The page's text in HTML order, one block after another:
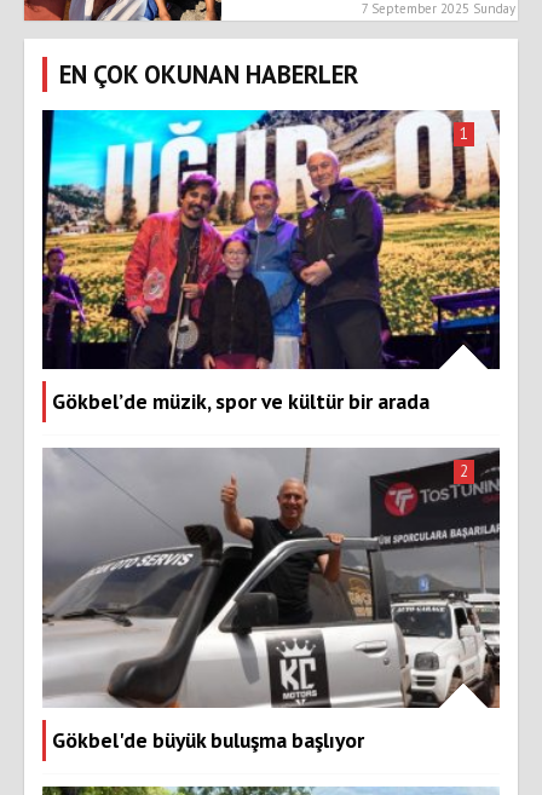
7 September 2025 Sunday
EN ÇOK OKUNAN HABERLER
Gökbel’de müzik, spor ve kültür bir arada
1
Gökbel'de büyük buluşma başlıyor
2